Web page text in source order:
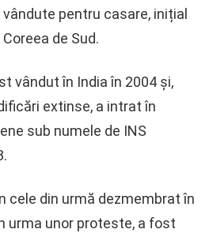
pentru casare, inițial
de Sud.
vândut în India în 2004 și,
extinse, a intrat în
sub numele de INS
cele din urmă dezmembrat în
urma unor proteste, a fost